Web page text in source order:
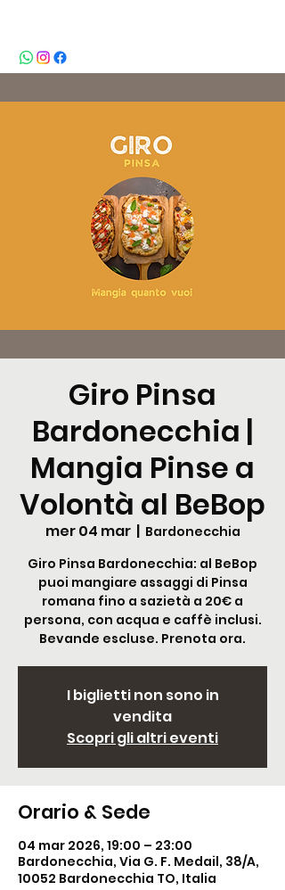
Giro Pinsa
Bardonecchia |
Mangia Pinse a
Volontà al BeBop
mer 04 mar
  |
Bardonecchia
Giro Pinsa Bardonecchia: al BeBop
puoi mangiare assaggi di Pinsa
romana fino a sazietà a 20€ a
persona, con acqua e caffè inclusi.
Bevande escluse. Prenota ora.
I biglietti non sono in
vendita
Scopri gli altri eventi
Orario & Sede
04 mar 2026, 19:00 – 23:00
Bardonecchia, Via G. F. Medail, 38/A,
10052 Bardonecchia TO, Italia